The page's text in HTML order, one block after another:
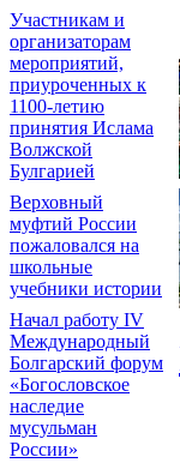
Участникам и
организаторам
мероприятий,
приуроченных к
1100-летию
принятия Ислама
Волжской
Булгарией
Верховный
муфтий России
пожаловался на
школьные
учебники истории
Начал работу IV
Международный
Болгарский форум
«Богословское
наследие
мусульман
России»